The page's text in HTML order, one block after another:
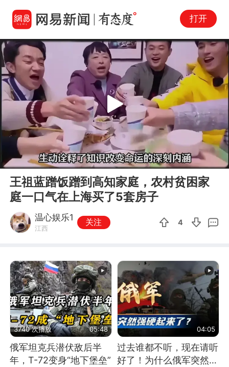
打开
00:00 03:28
Play
王祖蓝蹭饭蹭到高知家庭，农村贫困家
庭一口气在上海买了5套房子
温心娱乐1
江西
关注 4
3740 次播放 05:48
俄军坦克兵潜伏敌后半
年，T-72变身“地下堡垒”
04:05
过去谁都不听，现在请听
好了！为什么俄军突然强